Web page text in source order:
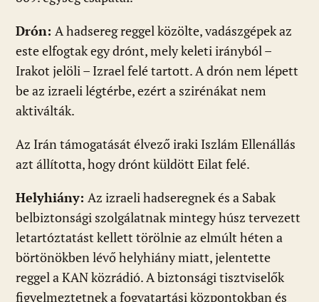
Drón: A hadsereg reggel közölte, vadászgépek az
este elfogtak egy drónt, mely keleti irányból –
Irakot jelöli – Izrael felé tartott. A drón nem lépett
be az izraeli légtérbe, ezért a szirénákat nem
aktiválták.
Az Irán támogatását élvező iraki Iszlám Ellenállás
azt állította, hogy drónt küldött Eilat felé.
Helyhiány: Az izraeli hadseregnek és a Sabak
belbiztonsági szolgálatnak mintegy húsz tervezett
letartóztatást kellett törölnie az elmúlt héten a
börtönökben lévő helyhiány miatt, jelentette
reggel a KAN közrádió. A biztonsági tisztviselők
figyelmeztetnek a fogvatartási központokban és